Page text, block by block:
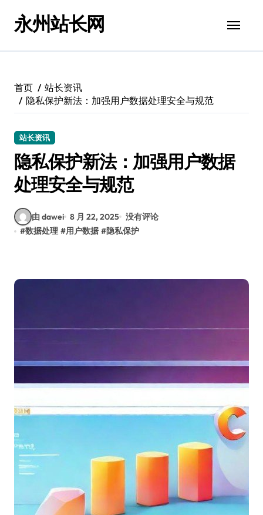
永州站长网
首页
站长资讯
隐私保护新法：加强用户数据处理安全与规范
站长资讯
隐私保护新法：加强用户数据
处理安全与规范
由 dawei 8 月 22, 2025 没有评论
#数据处理 #用户数据 #隐私保护